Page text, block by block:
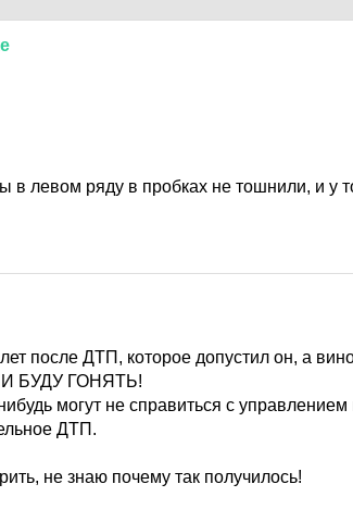
в левом ряду в пробках не тошнили, и у
после ДТП, которое допустил он, а
И БУДУ ГОНЯТЬ!
могут не справиться с управлением
ДТП.
не знаю почему так получилось!